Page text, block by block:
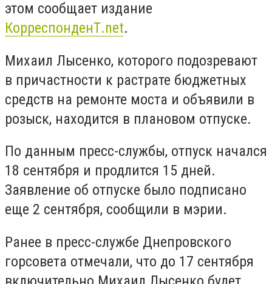
этом сообщает издание
КорреспонденТ.net.
Михаил Лысенко, которого подозревают
в причастности к растрате бюджетных
средств на ремонте моста и объявили в
розыск, находится в плановом отпуске.
По данным пресс-службы, отпуск начался
18 сентября и продлится 15 дней.
Заявление об отпуске было подписано
еще 2 сентября, сообщили в мэрии.
Ранее в пресс-службе Днепровского
горсовета отмечали, что до 17 сентября